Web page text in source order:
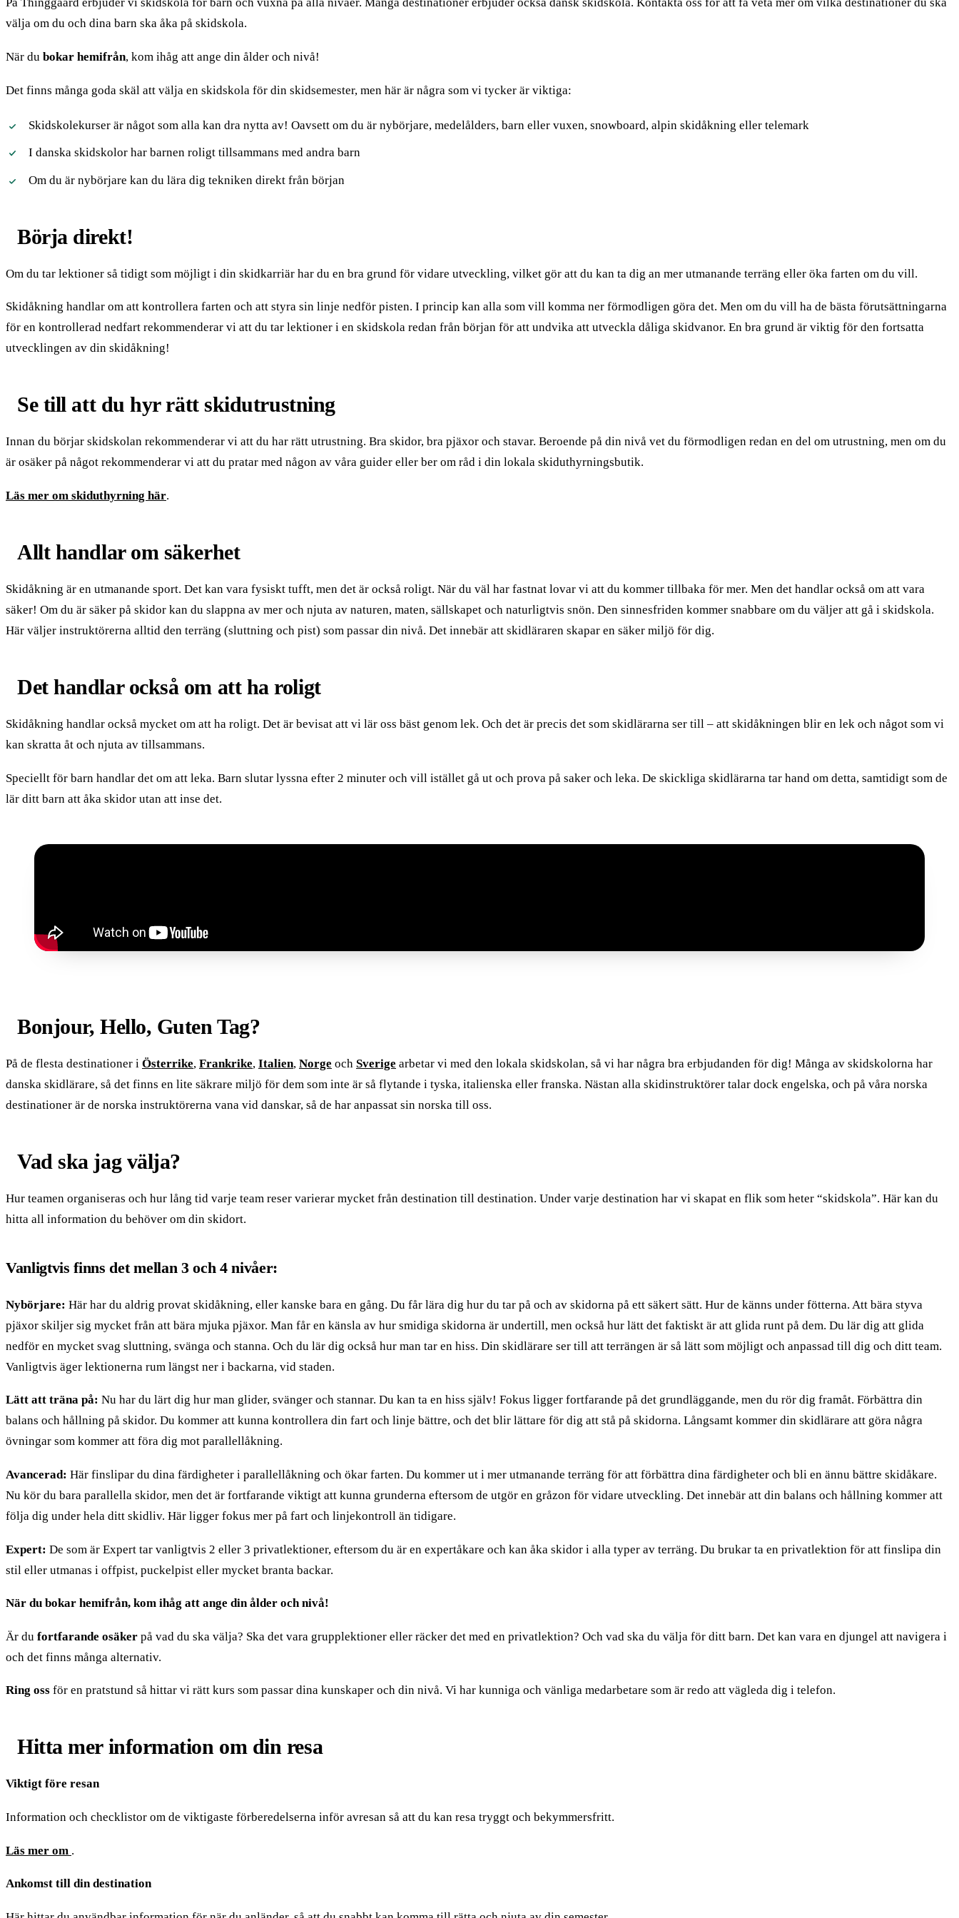
På Thinggaard erbjuder vi skidskola för barn och vuxna på alla nivåer. Många destinationer erbjuder också dansk skidskola. Kontakta oss för att få veta mer om vilka destinationer du ska
välja om du och dina barn ska åka på skidskola.
När du bokar hemifrån, kom ihåg att ange din ålder och nivå!
Det finns många goda skäl att välja en skidskola för din skidsemester, men här är några som vi tycker är viktiga:
Skidskolekurser är något som alla kan dra nytta av! Oavsett om du är nybörjare, medelålders, barn eller vuxen, snowboard, alpin skidåkning eller telemark
I danska skidskolor har barnen roligt tillsammans med andra barn
Om du är nybörjare kan du lära dig tekniken direkt från början
Börja direkt!
Om du tar lektioner så tidigt som möjligt i din skidkarriär har du en bra grund för vidare utveckling, vilket gör att du kan ta dig an mer utmanande terräng eller öka farten om du vill.
Skidåkning handlar om att kontrollera farten och att styra sin linje nedför pisten. I princip kan alla som vill komma ner förmodligen göra det. Men om du vill ha de bästa förutsättningarna
för en kontrollerad nedfart rekommenderar vi att du tar lektioner i en skidskola redan från början för att undvika att utveckla dåliga skidvanor. En bra grund är viktig för den fortsatta
utvecklingen av din skidåkning!
Se till att du hyr rätt skidutrustning
Innan du börjar skidskolan rekommenderar vi att du har rätt utrustning. Bra skidor, bra pjäxor och stavar. Beroende på din nivå vet du förmodligen redan en del om utrustning, men om du
är osäker på något rekommenderar vi att du pratar med någon av våra guider eller ber om råd i din lokala skiduthyrningsbutik.
Läs mer om skiduthyrning här.
Allt handlar om säkerhet
Skidåkning är en utmanande sport. Det kan vara fysiskt tufft, men det är också roligt. När du väl har fastnat lovar vi att du kommer tillbaka för mer. Men det handlar också om att vara
säker! Om du är säker på skidor kan du slappna av mer och njuta av naturen, maten, sällskapet och naturligtvis snön. Den sinnesfriden kommer snabbare om du väljer att gå i skidskola.
Här väljer instruktörerna alltid den terräng (sluttning och pist) som passar din nivå. Det innebär att skidläraren skapar en säker miljö för dig.
Det handlar också om att ha roligt
Skidåkning handlar också mycket om att ha roligt. Det är bevisat att vi lär oss bäst genom lek. Och det är precis det som skidlärarna ser till – att skidåkningen blir en lek och något som vi
kan skratta åt och njuta av tillsammans.
Speciellt för barn handlar det om att leka. Barn slutar lyssna efter 2 minuter och vill istället gå ut och prova på saker och leka. De skickliga skidlärarna tar hand om detta, samtidigt som de
lär ditt barn att åka skidor utan att inse det.
Bonjour, Hello, Guten Tag?
På de flesta destinationer i Österrike, Frankrike, Italien, Norge och Sverige arbetar vi med den lokala skidskolan, så vi har några bra erbjudanden för dig! Många av skidskolorna har
danska skidlärare, så det finns en lite säkrare miljö för dem som inte är så flytande i tyska, italienska eller franska. Nästan alla skidinstruktörer talar dock engelska, och på våra norska
destinationer är de norska instruktörerna vana vid danskar, så de har anpassat sin norska till oss.
Vad ska jag välja?
Hur teamen organiseras och hur lång tid varje team reser varierar mycket från destination till destination. Under varje destination har vi skapat en flik som heter “skidskola”. Här kan du
hitta all information du behöver om din skidort.
Vanligtvis finns det mellan 3 och 4 nivåer:
Nybörjare: Här har du aldrig provat skidåkning, eller kanske bara en gång. Du får lära dig hur du tar på och av skidorna på ett säkert sätt. Hur de känns under fötterna. Att bära styva
pjäxor skiljer sig mycket från att bära mjuka pjäxor. Man får en känsla av hur smidiga skidorna är undertill, men också hur lätt det faktiskt är att glida runt på dem. Du lär dig att glida
nedför en mycket svag sluttning, svänga och stanna. Och du lär dig också hur man tar en hiss. Din skidlärare ser till att terrängen är så lätt som möjligt och anpassad till dig och ditt team.
Vanligtvis äger lektionerna rum längst ner i backarna, vid staden.
Lätt att träna på: Nu har du lärt dig hur man glider, svänger och stannar. Du kan ta en hiss själv! Fokus ligger fortfarande på det grundläggande, men du rör dig framåt. Förbättra din
balans och hållning på skidor. Du kommer att kunna kontrollera din fart och linje bättre, och det blir lättare för dig att stå på skidorna. Långsamt kommer din skidlärare att göra några
övningar som kommer att föra dig mot parallellåkning.
Avancerad: Här finslipar du dina färdigheter i parallellåkning och ökar farten. Du kommer ut i mer utmanande terräng för att förbättra dina färdigheter och bli en ännu bättre skidåkare.
Nu kör du bara parallella skidor, men det är fortfarande viktigt att kunna grunderna eftersom de utgör en gråzon för vidare utveckling. Det innebär att din balans och hållning kommer att
följa dig under hela ditt skidliv. Här ligger fokus mer på fart och linjekontroll än tidigare.
Expert: De som är Expert tar vanligtvis 2 eller 3 privatlektioner, eftersom du är en expertåkare och kan åka skidor i alla typer av terräng. Du brukar ta en privatlektion för att finslipa din
stil eller utmanas i offpist, puckelpist eller mycket branta backar.
När du bokar hemifrån, kom ihåg att ange din ålder och nivå!
Är du fortfarande osäker på vad du ska välja? Ska det vara grupplektioner eller räcker det med en privatlektion? Och vad ska du välja för ditt barn. Det kan vara en djungel att navigera i
och det finns många alternativ.
Ring oss för en pratstund så hittar vi rätt kurs som passar dina kunskaper och din nivå. Vi har kunniga och vänliga medarbetare som är redo att vägleda dig i telefon.
Hitta mer information om din resa
Viktigt före resan
Information och checklistor om de viktigaste förberedelserna inför avresan så att du kan resa tryggt och bekymmersfritt.
Läs mer om .
Ankomst till din destination